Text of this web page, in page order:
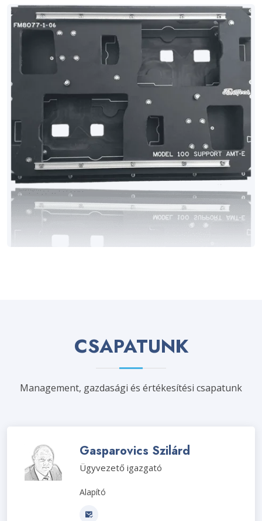
CSAPATUNK
Management, gazdasági és értékesítési csapatunk
Gasparovics Szilárd
Ügyvezető igazgató
Alapító